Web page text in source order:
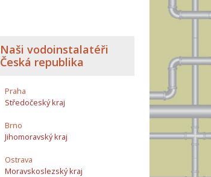
Naši vodoinstalatéři
Česká republika
Praha
Středočeský kraj
Brno
Jihomoravský kraj
Ostrava
Moravskoslezský kraj